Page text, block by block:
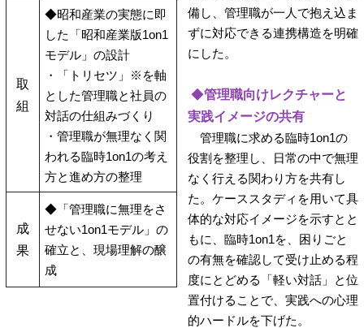
取
組
◆昭和産業の実態に即
した「昭和産業版1on1
モデル」の設計
・「トリセツ」※を軸
とした管理職と社員の
対話の仕組みづくり
・管理職が無理なく関
われる臨時1on1の考え
方と進め方の整理
成
果
◆「管理職に無理をさ
せない1on1モデル」の
確立と、現場理解の醸
成
備し、管理職が一人で抱え込ま
ずに対応できる連携構造を明確
にした。
◆管理職向けレクチャーと
実践イメージの共有
管理職に求める臨時1on1の
役割を整理し、日常の中で無理
なく行える関わり方を共有し
た。ケーススタディを用いて具
体的な対応イメージを示すとと
もに、臨時1on1を、困りごと
の有無を確認して受け止める程
度にとどめる「軽い対話」と位
置付けることで、実践への心理
的ハードルを下げた。